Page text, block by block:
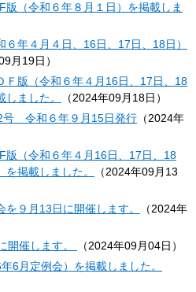
（令和６年８月１日）を掲載しま
年４月４日、16日、17日、18日）
月19日 ）
Ｆ版（令和６年４月16日、17日、18
ました。
（2024年09月18日 ）
令和６年９月15日発行 （2024年
版（令和６年４月16日、17日、18
掲載しました。
（2024年09月13
９月13日に開催します。
（2024年
開催します。
（2024年09月04日 ）
6月定例会）を掲載しました。